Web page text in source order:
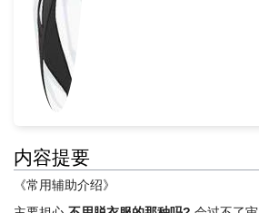
内容提要
《常用辅助介绍》